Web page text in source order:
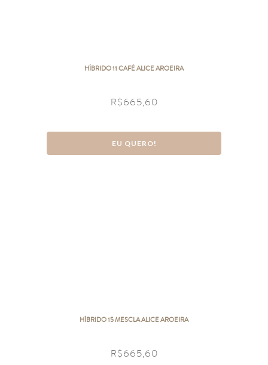
HÍBRIDO 11 CAFÉ ALICE AROEIRA
R$665,60
EU QUERO!
HÍBRIDO 15 MESCLA ALICE AROEIRA
R$665,60